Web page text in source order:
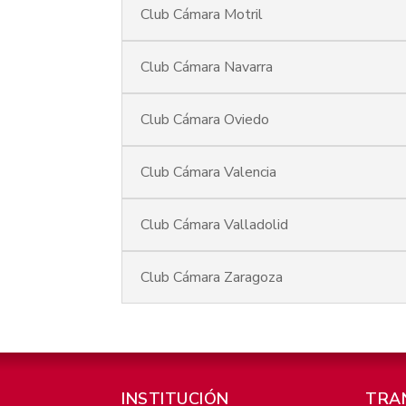
Club Cámara Motril
Club Cámara Navarra
Club Cámara Oviedo
Club Cámara Valencia
Club Cámara Valladolid
Club Cámara Zaragoza
INSTITUCIÓN